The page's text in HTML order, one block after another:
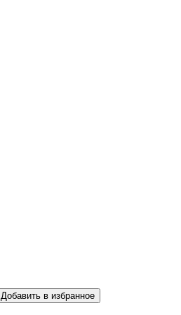
Добавить в избранное